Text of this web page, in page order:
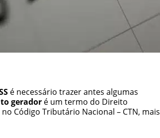
é necessário trazer antes algumas
geradoré um termo do Direito
Código Tributário Nacional – CTN, mais